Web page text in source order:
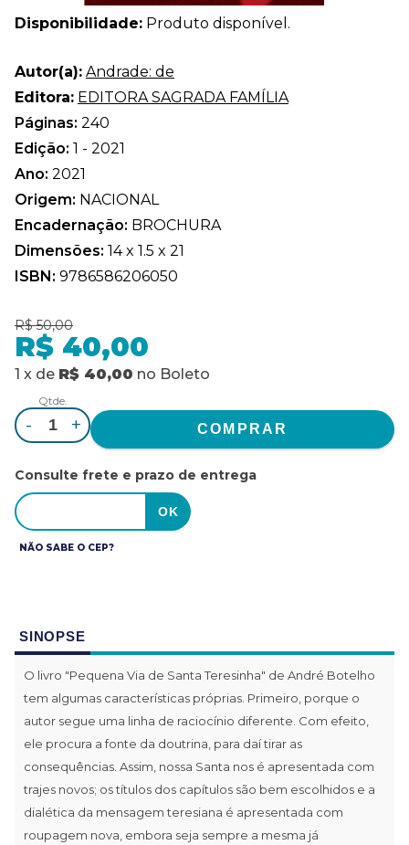
Disponibilidade: Produto disponível.
Autor(a): Andrade: de
Editora: EDITORA SAGRADA FAMÍLIA
Páginas: 240
Edição: 1 - 2021
Ano: 2021
Origem: NACIONAL
Encadernação: BROCHURA
Dimensões: 14 x 1.5 x 21
ISBN: 9786586206050
R$ 50,00
R$ 40,00
1 x de R$ 40,00 no Boleto
Qtde.
- +
Consulte frete e prazo de entrega
NÃO SABE O CEP?
SINOPSE
O livro "Pequena Via de Santa Teresinha" de André Botelho
tem algumas características próprias. Primeiro, porque o
autor segue uma linha de raciocínio diferente. Com efeito,
ele procura a fonte da doutrina, para daí tirar as
consequências. Assim, nossa Santa nos é apresentada com
trajes novos; os títulos dos capítulos são bem escolhidos e a
dialética da mensagem teresiana é apresentada com
roupagem nova, embora seja sempre a mesma já